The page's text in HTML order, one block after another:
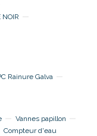
NOIR
Rainure Galva
Vannes papillon
Compteur d'eau